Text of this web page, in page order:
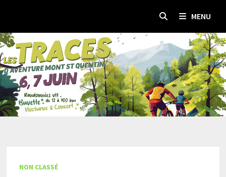
contenu
MENU
NON CLASSÉ